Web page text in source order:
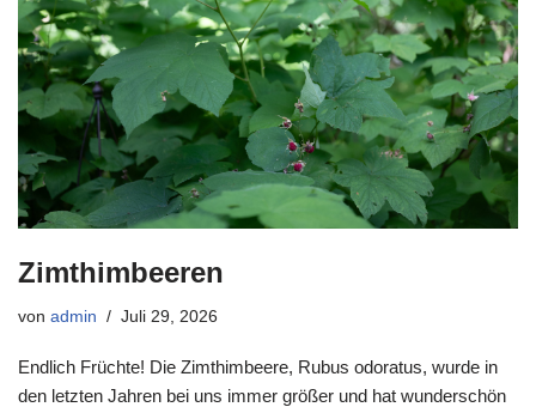
Zimthimbeeren
von admin Juli 29, 2026
Endlich Früchte! Die Zimthimbeere, Rubus odoratus, wurde in
den letzten Jahren bei uns immer größer und hat wunderschön